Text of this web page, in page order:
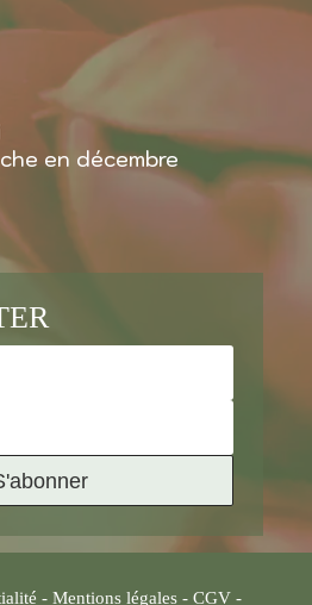
en décembre
- Mentions légales- CGV-